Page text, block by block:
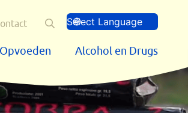
Opvoeden Alcohol en Drugs
Zoeken